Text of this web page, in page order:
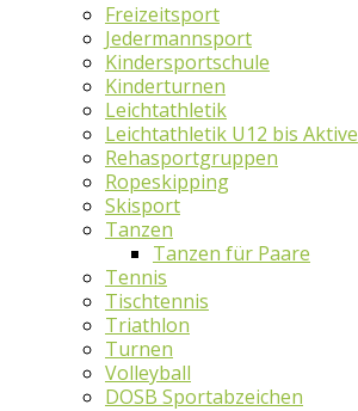
Freizeitsport
Jedermannsport
Kindersportschule
Kinderturnen
Leichtathletik
Leichtathletik U12 bis Aktive
Rehasportgruppen
Ropeskipping
Skisport
Tanzen
Tanzen für Paare
Tennis
Tischtennis
Triathlon
Turnen
Volleyball
DOSB Sportabzeichen